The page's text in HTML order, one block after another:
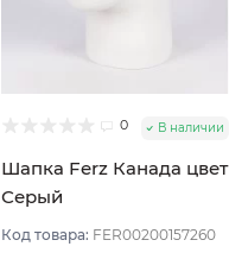
0 В наличии
Шапка Ferz Канада цвет
Серый
Код товара: FER00200157260